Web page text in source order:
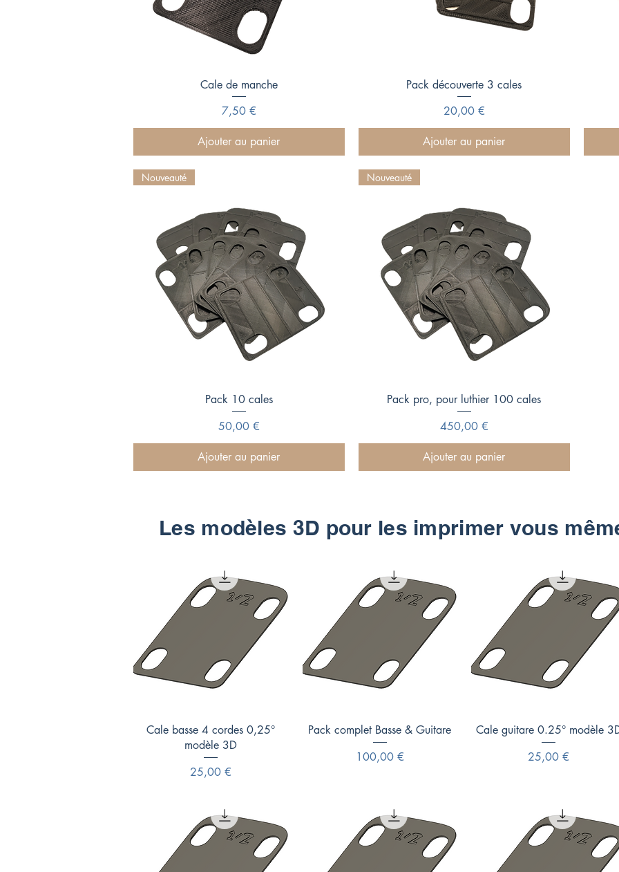
Aperçu rapide
Cale de manche
Prix
7,50 €
Ajouter au panier
Aperçu rapide
Pack découverte 3 cales
Prix
20,00 €
Ajouter au panier
Aperçu rapide
Nouveauté
Pack 10 cales
Prix
50,00 €
Ajouter au panier
Aperçu rapide
Nouveauté
Pack pro, pour luthier 100 cales
Prix
450,00 €
Ajouter au panier
Les modèles 3D pour les imprimer vous
Aperçu rapide
Cale basse 4 cordes 0,25°
modèle 3D
Prix
25,00 €
Aperçu rapide
Pack complet Basse & Guitare
Prix
100,00 €
Aperçu rapide
Cale guitare 0.25° modèle
Prix
25,00 €